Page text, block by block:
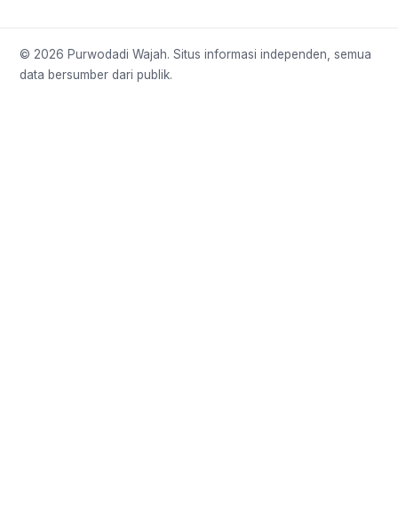
© 2026 Purwodadi Wajah. Situs informasi independen, semua
data bersumber dari publik.